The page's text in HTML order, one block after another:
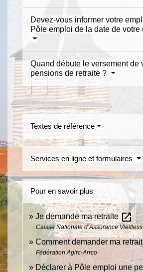
Devez-vous informer votre
Pôle emploi de la date de votre
Quand débute le versement de
pensions de retraite ?
Textes de référence
Services en ligne et formulaires
Pour en savoir plus
Je demande ma retraiteopen_in_new
Caisse Nationale d’Assurance
Comment demander ma
Fédération Agirc-Arrco
Déclarer à Pôle emploi une